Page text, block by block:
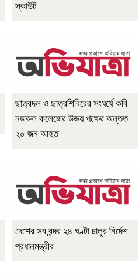
স্কাউট
ছাত্রদল ও ছাত্রশিবিরের সংঘর্ষে কবি
নজরুল কলেজের উভয় পক্ষের অন্তত
২০ জন আহত
দেশের সব বন্দর ২৪ ঘণ্টা চালুর নির্দেশ
প্রধানমন্ত্রীর